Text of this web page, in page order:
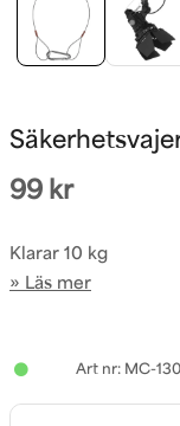
99 kr
Klarar 10 kg
Läs mer
MC-